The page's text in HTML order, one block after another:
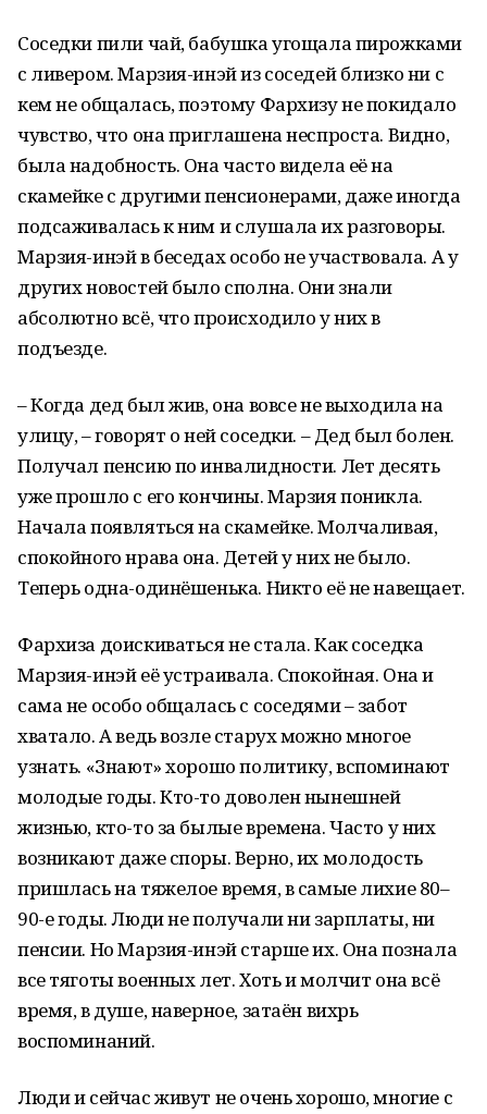
Соседки пили чай, бабушка угощала пирожками
с ливером. Марзия-инэй из соседей близко ни с
кем не общалась, поэтому Фархизу не покидало
чувство, что она приглашена неспроста. Видно,
была надобность. Она часто видела её на
скамейке с другими пенсионерами, даже иногда
подсаживалась к ним и слушала их разговоры.
Марзия-инэй в беседах особо не участвовала. А у
других новостей было сполна. Они знали
абсолютно всё, что происходило у них в
подъезде.
– Когда дед был жив, она вовсе не выходила на
улицу, – говорят о ней соседки. – Дед был болен.
Получал пенсию по инвалидности. Лет десять
уже прошло с его кончины. Марзия поникла.
Начала появляться на скамейке. Молчаливая,
спокойного нрава она. Детей у них не было.
Теперь одна-одинёшенька. Никто её не навещает.
Фархиза доискиваться не стала. Как соседка
Марзия-инэй её устраивала. Спокойная. Она и
сама не особо общалась с соседями – забот
хватало. А ведь возле старух можно многое
узнать. «Знают» хорошо политику, вспоминают
молодые годы. Кто-то доволен нынешней
жизнью, кто-то за былые времена. Часто у них
возникают даже споры. Верно, их молодость
пришлась на тяжелое время, в самые лихие 80–
90-е годы. Люди не получали ни зарплаты, ни
пенсии. Но Марзия-инэй старше их. Она познала
все тяготы военных лет. Хоть и молчит она всё
время, в душе, наверное, затаён вихрь
воспоминаний.
Люди и сейчас живут не очень хорошо, многие с